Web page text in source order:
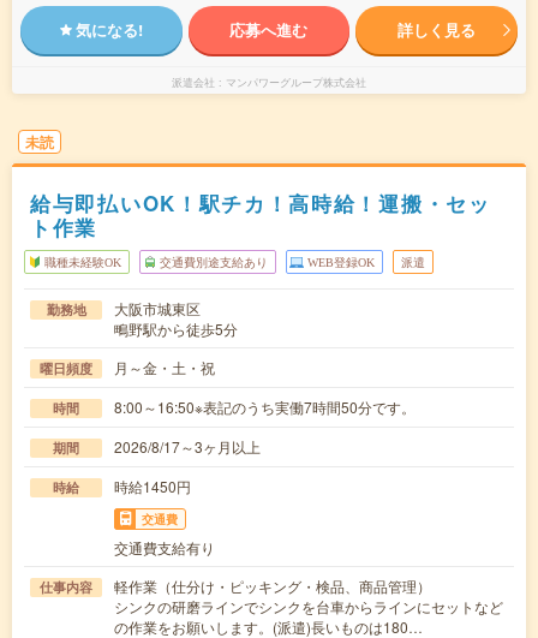
気になる! 応募へ進む 詳しく見る
派遣会社 マンパワーグループ株式会社
未読
給与即払いOK！駅チカ！高時給！運搬・セッ
ト作業
職種未経験OK 交通費別途支給あり WEB登録OK 派遣
勤務地
大阪市城東区
鴫野駅から徒歩5分
曜日頻度 月～金・土・祝
時間 8:00～16:50※表記のうち実働7時間50分です。
期間 2026/8/17～3ヶ月以上
時給 時給1450円
交通費
交通費支給有り
仕事内容
軽作業（仕分け・ピッキング・検品、商品管理）
シンクの研磨ラインでシンクを台車からラインにセットなど
の作業をお願いします。(派遣)長いものは180…